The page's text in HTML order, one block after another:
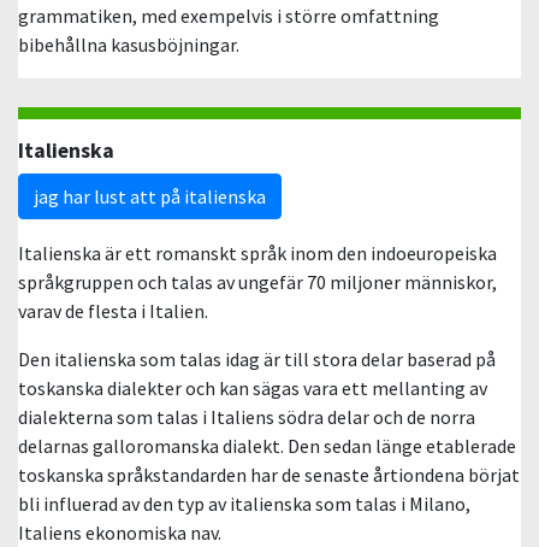
grammatiken, med exempelvis i större omfattning
bibehållna kasusböjningar.
Italienska
jag har lust att på italienska
Italienska är ett romanskt språk inom den indoeuropeiska
språkgruppen och talas av ungefär 70 miljoner människor,
varav de flesta i Italien.
Den italienska som talas idag är till stora delar baserad på
toskanska dialekter och kan sägas vara ett mellanting av
dialekterna som talas i Italiens södra delar och de norra
delarnas galloromanska dialekt. Den sedan länge etablerade
toskanska språkstandarden har de senaste årtiondena börjat
bli influerad av den typ av italienska som talas i Milano,
Italiens ekonomiska nav.